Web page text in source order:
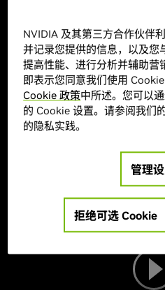
Half Sword 将于 1
持 DLSS 4 多帧生成
Half Sword Games 与
的Half Sword
是一款基于
战斗模拟游戏，为玩家提供
通过鼠标精准操控武器，在
的紧张感，随着排名的提高
NVIDIA 及其第三方合作伙伴
并记录您提供的信息，以及您
提高性能、进行分析并辅助营
即表示您同意我们使用
Cookie 政策中所述。您可以
的 Cookie 设置。请参阅我们
的隐私实践。
管理
拒绝可选 Cookie